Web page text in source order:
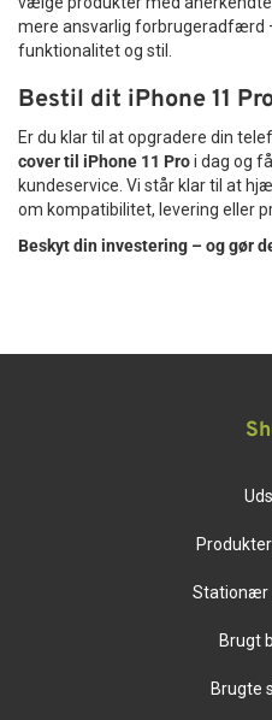
mere ansvarlig forbrugeradfærd
funktionalitet og stil.
Bestil dit iPhone 11
Er du klar til at opgradere din
cover til iPhone 11 Proi dag og
kundeservice. Vi står klar til at
om kompatibilitet, levering eller
Beskyt din investering – og gør
Stationær
Brugt
Brugte